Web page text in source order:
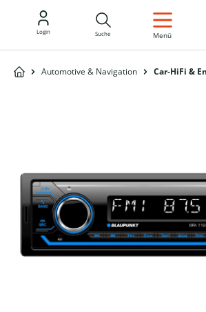
Login Suche Menü
Automotive & Navigation Car-HiFi &